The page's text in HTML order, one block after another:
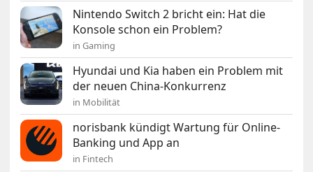
Nintendo Switch 2 bricht ein: Hat die
Konsole schon ein Problem?
in Gaming
Hyundai und Kia haben ein Problem mit
der neuen China-Konkurrenz
in Mobilität
norisbank kündigt Wartung für Online-
Banking und App an
in Fintech